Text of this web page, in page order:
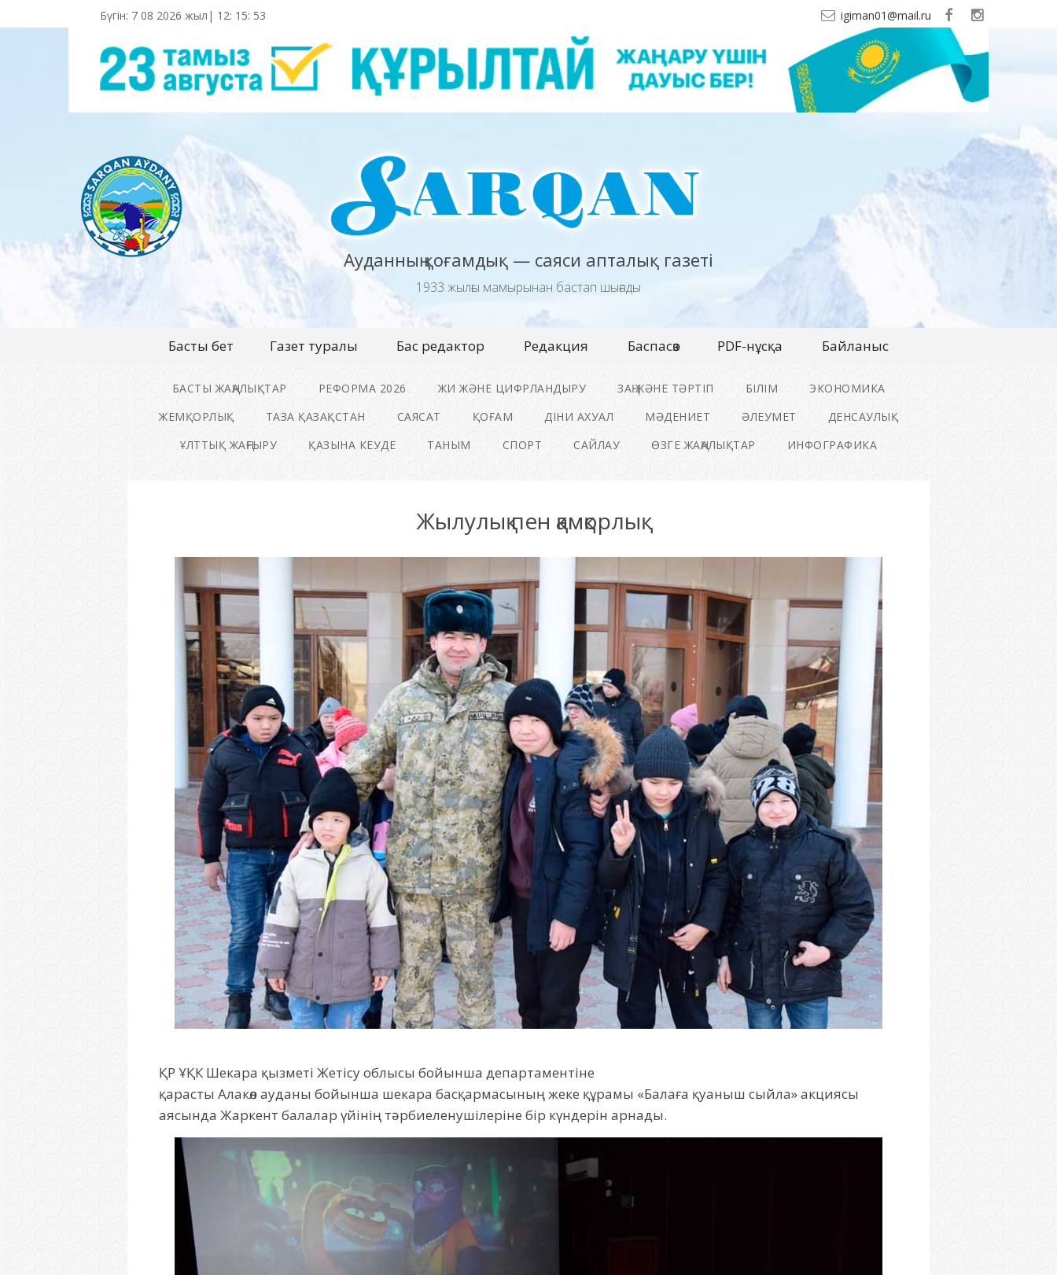
Бүгін: 7 08 2026 жыл| 12: 15: 54 igiman01@mail.ru
Ауданның қоғамдық — саяси апталық газеті
1933 жылғы мамырынан бастап шығады
Басты бет Газет туралы Бас редактор Редакция Баспасөз PDF-нұсқа Байланыс
БАСТЫ ЖАҢАЛЫҚТАР РЕФОРМА 2026 ЖИ ЖӘНЕ ЦИФРЛАНДЫРУ ЗАҢ ЖӘНЕ ТӘРТІП БІЛІМ
ЭКОНОМИКА
ЖЕМҚОРЛЫҚ
ТАЗА ҚАЗАҚСТАН САЯСАТ ҚОҒАМ ДІНИ АХУАЛ МӘДЕНИЕТ ӘЛЕУМЕТ
ДЕНСАУЛЫҚ
ҰЛТТЫҚ ЖАҢҒЫРУ
ҚАЗЫНА КЕУДЕ ТАНЫМ СПОРТ САЙЛАУ ӨЗГЕ ЖАҢАЛЫҚТАР ИНФОГРАФИКА
Жылулық пен қамқорлық
ҚР ҰҚК Шекара қызметі Жетісу облысы бойынша департаментіне
қарасты Алакөл ауданы бойынша шекара басқармасының жеке құрамы «Балаға қуаныш сыйла» акциясы
аясында Жаркент балалар үйінің тәрбиеленушілеріне бір күндерін арнады.